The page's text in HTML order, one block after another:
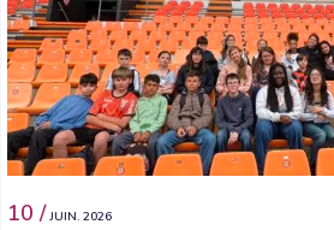
10 / JUIN. 2026